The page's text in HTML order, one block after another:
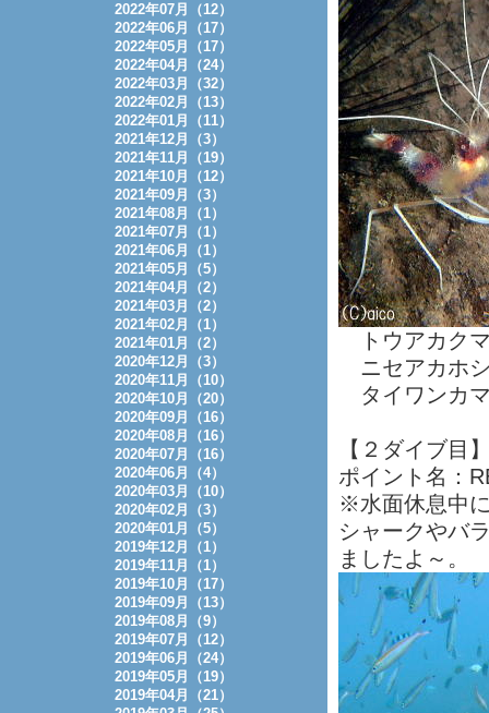
トウアカク
ニセアカホ
タイワンカ
【２ダイブ目
ポイント名：
※水面休息中
シャークやバ
ましたよ～。
2022年07月（12）
2022年06月（17）
2022年05月（17）
2022年04月（24）
2022年03月（32）
2022年02月（13）
2022年01月（11）
2021年12月（3）
2021年11月（19）
2021年10月（12）
2021年09月（3）
2021年08月（1）
2021年07月（1）
2021年06月（1）
2021年05月（5）
2021年04月（2）
2021年03月（2）
2021年02月（1）
2021年01月（2）
2020年12月（3）
2020年11月（10）
2020年10月（20）
2020年09月（16）
2020年08月（16）
2020年07月（16）
2020年06月（4）
2020年03月（10）
2020年02月（3）
2020年01月（5）
2019年12月（1）
2019年11月（1）
2019年10月（17）
2019年09月（13）
2019年08月（9）
2019年07月（12）
2019年06月（24）
2019年05月（19）
2019年04月（21）